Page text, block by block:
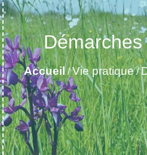
Accueil/Vie pratique/